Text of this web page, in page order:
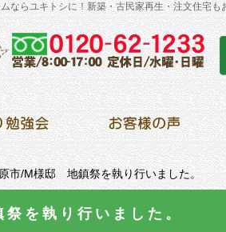
ならユキトシに！新築・古民家再生・注文住宅も
市/M様邸 地鎮祭を執り行いました。
を執り行いました。